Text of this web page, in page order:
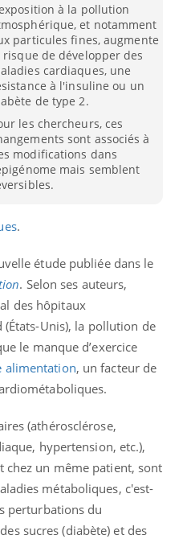
à la pollution
et notamment
particules fines, augmente
risque de développer des
cardiaques, une
à l'insuline ou un
de type 2.
les chercheurs, ces
sont associés à
modifications dans
mais semblent
.
étude publiée dans le
. Selon ses auteurs,
des hôpitaux
Unis), la pollution de
le manque d’exercice
alimentation, un facteur de
(athérosclérose,
hypertension, etc.),
chez un même patient, sont
métaboliques, c'est-
perturbations du
sucres (diabète) et des